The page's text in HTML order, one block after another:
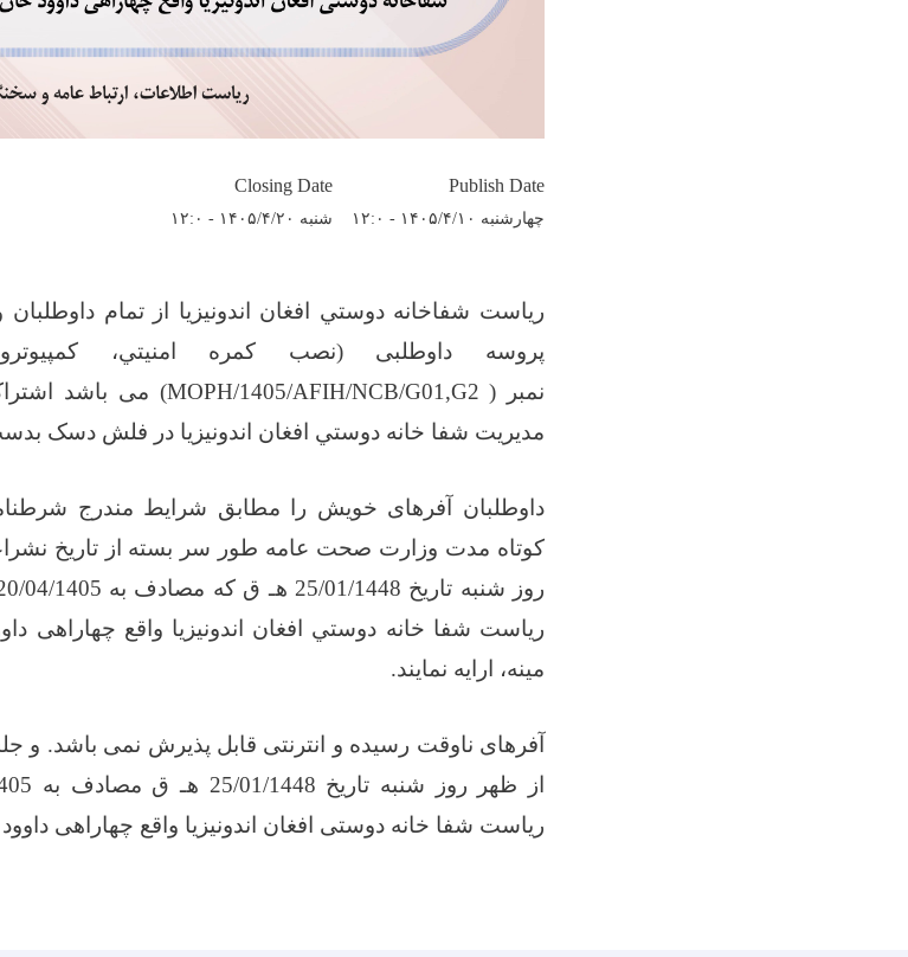
Publish Date
چهارشنبه ۱۴۰۵/۴/۱۰ - ۱۲:۰
Closing Date
شنبه ۱۴۰۵/۴/۲۰ - ۱۲:۰
ریاست شفاخانه دوستي افغان اندونیزیا از تمام
پروسه داوطلبی (نصب کمره امنیتي،
نمبر
(MOPH/1405/AFIH/NCB/G01,G2 ) می باشد
مدیریت شفا خانه دوستي افغان اندونیزیا در فلش دسک
داوطلبان آفرهای خویش را مطابق شرایط مندرج
ریاست شفا خانه دوستي افغان اندونیزیا واقع چهاراهی
مینه، ارایه نمایند.
ریاست شفا خانه دوستی افغان اندونیزیا واقع چهاراهی